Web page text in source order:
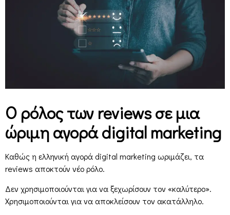
Ο ρόλος των reviews σε μια
ώριμη αγορά digital marketing
Καθώς η ελληνική αγορά digital marketing ωριμάζει, τα
reviews αποκτούν νέο ρόλο.
Δεν χρησιμοποιούνται για να ξεχωρίσουν τον «καλύτερο».
Χρησιμοποιούνται για να αποκλείσουν τον ακατάλληλο.